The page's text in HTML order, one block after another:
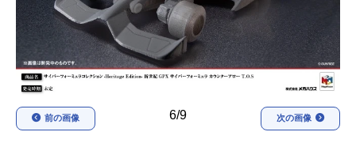
アニメ映画一覧 実写化映画一覧
今期アニメ曜日別一覧
春アニメ 夏アニメ
秋アニメ 6/9
前の画像 次の画像